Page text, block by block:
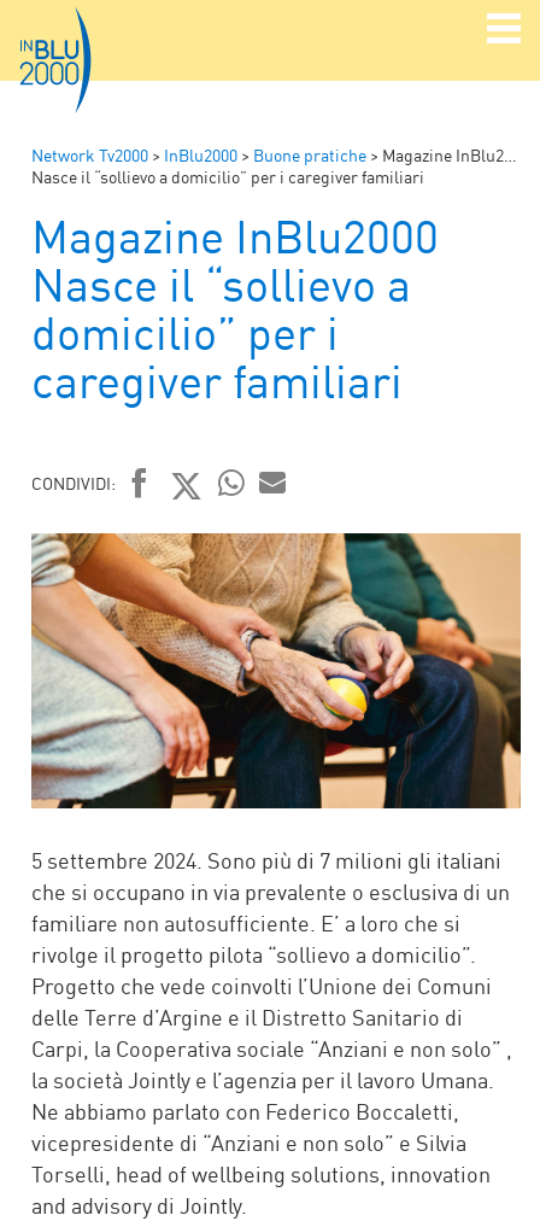
Network Tv2000 > InBlu2000 > Buone pratiche > Magazine InBlu2000
Nasce il “sollievo a domicilio” per i caregiver familiari
Magazine InBlu2000
Nasce il “sollievo a
domicilio” per i
caregiver familiari
CONDIVIDI:
FACEBOOK
TWITTER
WHATSAPP
MAIL
5 settembre 2024. Sono più di 7 milioni gli italiani
che si occupano in via prevalente o esclusiva di un
familiare non autosufficiente. E’ a loro che si
rivolge il progetto pilota “sollievo a domicilio”.
Progetto che vede coinvolti l’Unione dei Comuni
delle Terre d’Argine e il Distretto Sanitario di
Carpi, la Cooperativa sociale “Anziani e non solo” ,
la società Jointly e l’agenzia per il lavoro Umana.
Ne abbiamo parlato con Federico Boccaletti,
vicepresidente di “Anziani e non solo” e Silvia
Torselli, head of wellbeing solutions, innovation
and advisory di Jointly.